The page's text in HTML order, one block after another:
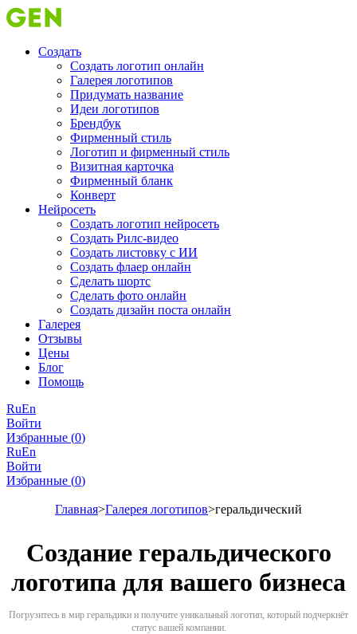
Создать
Создать логотип онлайн
Галерея логотипов
Придумать название
Идеи логотипов
Брендбук
Фирменный стиль
Логотип и фирменный стиль
Визитная карточка
Фирменный бланк
Конверт
Нейросеть
Создать логотип нейросеть
Создать Рилс-видео
Создать листовку с ИИ
Создать флаер онлайн
Cделать шортс
Сделать фото онлайн
Создать дизайн поста онлайн
Галерея
Отзывы
Цены
Блог
Помощь
RuEn
Войти
Избранные (0)
RuEn
Войти
Избранные (0)
Главная Галерея логотипов геральдический
Создание геральдического
логотипа для вашего бизнеса
Погрузитесь в мир геральдики и получите уникальный логотип, который подчеркнёт
статус вашей компании.